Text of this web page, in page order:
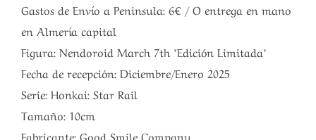
Gastos de Envío a Peninsula: 6€ / O entrega en mano
en Almería capital
Figura: Nendoroid March 7th *Edición Limitada*
Fecha de recepción: Diciembre/Enero 2025
Serie: Honkai: Star Rail
Tamaño: 10cm
Fabricante: Good Smile Company